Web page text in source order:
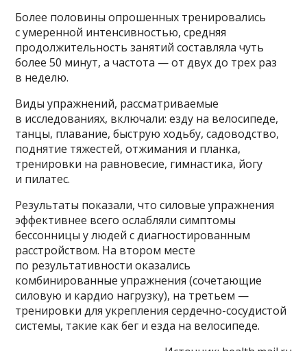
Более половины опрошенных тренировались
с умеренной интенсивностью, средняя
продолжительность занятий составляла чуть
более 50 минут, а частота — от двух до трех раз
в неделю.
Виды упражнений, рассматриваемые
в исследованиях, включали: езду на велосипеде,
танцы, плавание, быструю ходьбу, садоводство,
поднятие тяжестей, отжимания и планка,
тренировки на равновесие, гимнастика, йогу
и пилатес.
Результаты показали, что силовые упражнения
эффективнее всего ослабляли симптомы
бессонницы у людей с диагностированным
расстройством. На втором месте
по результативности оказались
комбинированные упражнения (сочетающие
силовую и кардио нагрузку), на третьем —
тренировки для укрепления сердечно-сосудистой
системы, такие как бег и езда на велосипеде.